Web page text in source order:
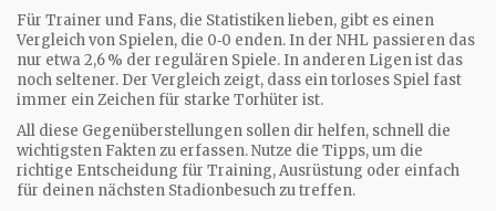
Für Trainer und Fans, die Statistiken lieben, gibt es einen
Vergleich von Spielen, die 0‑0 enden. In der NHL passieren das
nur etwa 2,6 % der regulären Spiele. In anderen Ligen ist das
noch seltener. Der Vergleich zeigt, dass ein torloses Spiel fast
immer ein Zeichen für starke Torhüter ist.
All diese Gegenüberstellungen sollen dir helfen, schnell die
wichtigsten Fakten zu erfassen. Nutze die Tipps, um die
richtige Entscheidung für Training, Ausrüstung oder einfach
für deinen nächsten Stadionbesuch zu treffen.